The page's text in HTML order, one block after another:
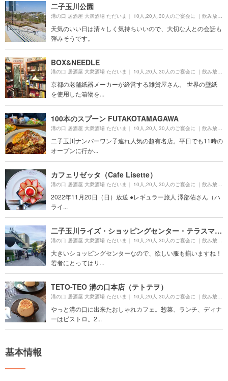
二子玉川公園
天気のいい日は清々しく気持ちいいので、大切な人との会話も
弾みそうです。
BOX&NEEDLE
京都の老舗紙器メーカーが経営する雑貨屋さん。 世界の壁紙
を使用した箱物を...
100本のスプーン FUTAKOTAMAGAWA
二子玉川ナンバーワン子連れ人気の超有名店。平日でも11時の
オープンに行か...
カフェリゼッタ（Cafe Lisette）
2022年11月20日（日）放送 ●レギュラー旅人 澤部佑さん（ハ
ライ...
二子玉川ライズ・ショッピングセンター・テラスマーケット
大きいショッピングセンターなので、欲しい服も揃いますね！
若者にとってはリ...
TETO-TEO 溝の口本店（テトテヲ）
やっと溝の口に出来たおしゃれカフェ。惣菜、ランチ、ディナ
ーはビストロ。2...
基本情報